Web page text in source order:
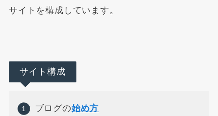
サイトを構成しています。
サイト構成
ブログの始め方